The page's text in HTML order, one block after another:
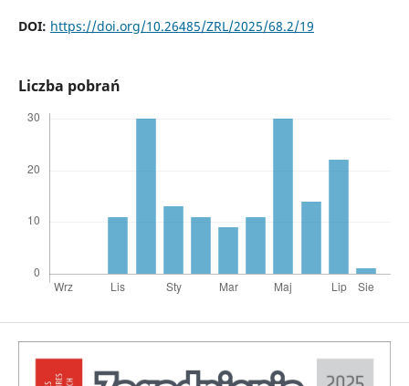
DOI: https://doi.org/10.26485/ZRL/2025/68.2/19
Liczba pobrań